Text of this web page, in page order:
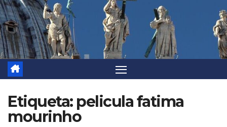
Etiqueta: pelicula fatima
mourinho